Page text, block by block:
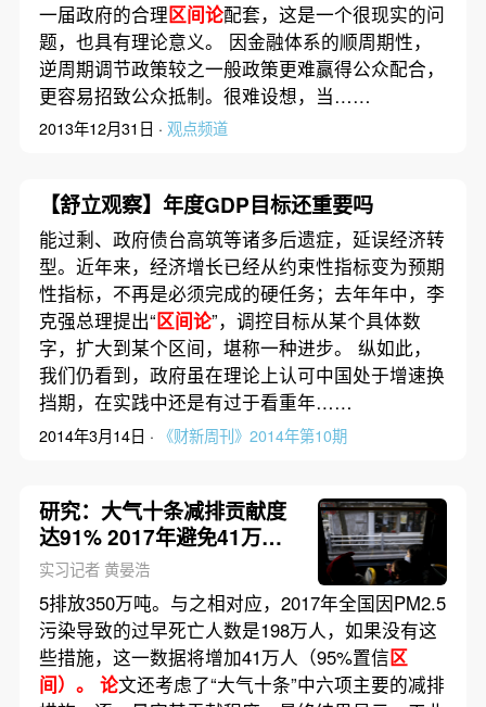
一届政府的合理区间论配套，这是一个很现实的问
题，也具有理论意义。 因金融体系的顺周期性，
逆周期调节政策较之一般政策更难赢得公众配合，
更容易招致公众抵制。很难设想，当……
2013年12月31日 · 观点频道
【舒立观察】年度GDP目标还重要吗
能过剩、政府债台高筑等诸多后遗症，延误经济转
型。近年来，经济增长已经从约束性指标变为预期
性指标，不再是必须完成的硬任务；去年年中，李
克强总理提出“区间论”，调控目标从某个具体数
字，扩大到某个区间，堪称一种进步。 纵如此，
我们仍看到，政府虽在理论上认可中国处于增速换
挡期，在实践中还是有过于看重年……
2014年3月14日 · 《财新周刊》2014年第10期
研究：大气十条减排贡献度
达91% 2017年避免41万人
过早死亡
实习记者 黄晏浩
5排放350万吨。与之相对应，2017年全国因PM2.5
污染导致的过早死亡人数是198万人，如果没有这
些措施，这一数据将增加41万人（95%置信区
间）。 论文还考虑了“大气十条”中六项主要的减排